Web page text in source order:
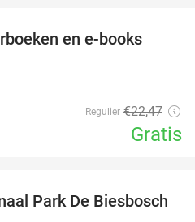
en e-books
Regulier €22,47
Gratis
21%
Park De Biesbosch